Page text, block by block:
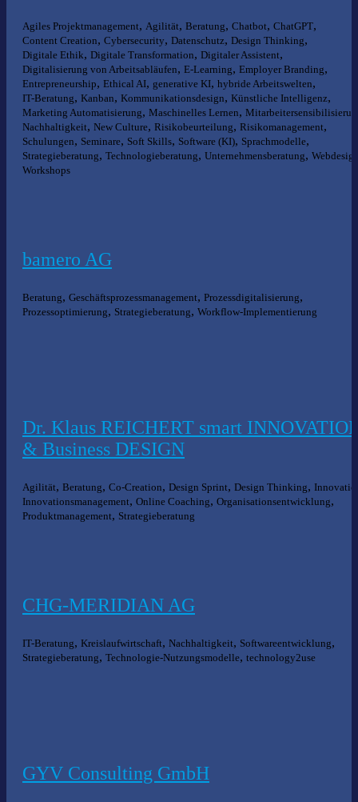
Agiles Projektmanagement, Agilität, Beratung, Chatbot, ChatGPT,
Content Creation, Cybersecurity, Datenschutz, Design Thinking,
Digitale Ethik, Digitale Transformation, Digitaler Assistent,
Digitalisierung von Arbeitsabläufen, E-Learning, Employer Branding,
Entrepreneurship, Ethical AI, generative KI, hybride Arbeitswelten,
IT-Beratung, Kanban, Kommunikationsdesign, Künstliche Intelligenz,
Marketing Automatisierung, Maschinelles Lernen,
Nachhaltigkeit, New Culture, Risikobeurteilung, Risikomanagement,
Schulungen, Seminare, Soft Skills, Software (KI), Sprachmodelle,
Strategieberatung, Technologieberatung, Unternehmensberatung,
Workshops
bamero AG
Beratung, Geschäftsprozessmanagement, Prozessdigitalisierung,
Prozessoptimierung, Strategieberatung, Workflow-Implementierung
Dr. Klaus REICHERT smart
& Business DESIGN
Agilität, Beratung, Co-Creation, Design Sprint, Design Thinking,
Innovationsmanagement, Online Coaching, Organisationsentwicklung,
Produktmanagement, Strategieberatung
CHG-MERIDIAN AG
IT-Beratung, Kreislaufwirtschaft, Nachhaltigkeit, Softwareentwicklung,
Strategieberatung, Technologie-Nutzungsmodelle, technology2use
GYV Consulting GmbH